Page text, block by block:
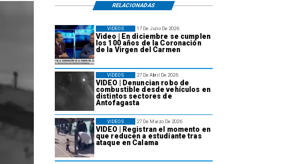
17 De Julio De 2026
Video | En diciembre se cumplen
los 100 años de la Coronación
de la Virgen del Carmen
VIDEOS
27 De Abril De 2026
VIDEO | Denuncian robo de
combustible desde vehículos en
distintos sectores de
Antofagasta
VIDEOS
27 De Marzo De 2026
VIDEO | Registran el momento en
que reducen a estudiante tras
ataque en Calama
VIDEOS
RELACIONADAS